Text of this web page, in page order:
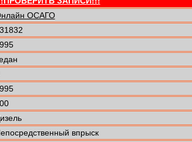
ОСАГО
впрыск